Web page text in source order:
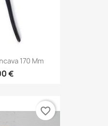
170 Mm
€
favorite_border